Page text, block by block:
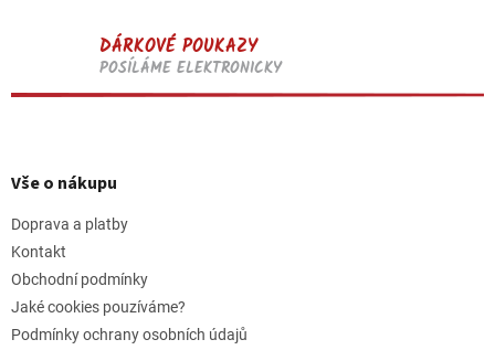
DÁRKOVÉ POUKAZY
POSÍLÁME ELEKTRONICKY
pVše o nákupu
Doprava a platby
Kontakt
Obchodní podmínky
Jaké cookies pouzíváme?
Podmínky ochrany osobních údajů